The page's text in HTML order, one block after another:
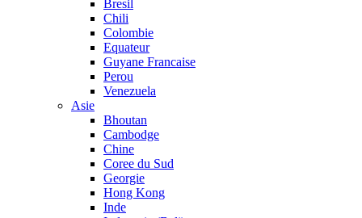
Bresil
Chili
Colombie
Equateur
Guyane Francaise
Perou
Venezuela
Asie
Bhoutan
Cambodge
Chine
Coree du Sud
Georgie
Hong Kong
Inde